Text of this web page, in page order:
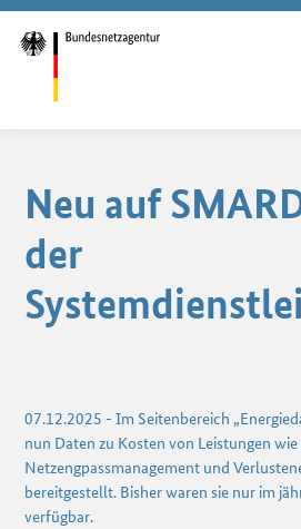
Neu auf
der
07.12.2025 -Im Seitenbereich
nun Daten zu Kosten von Leistungen wie
Netzengpassmanagement und
bereitgestellt. Bisher waren sie nur im
verfügbar.